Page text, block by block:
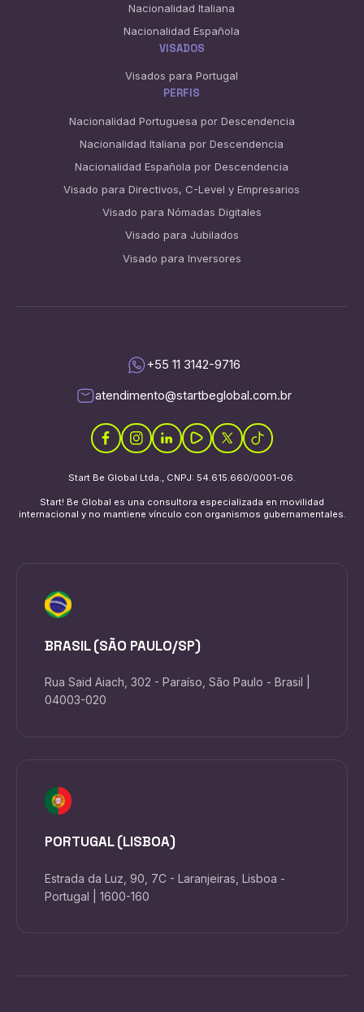
Nacionalidad Italiana
Nacionalidad Española
VISADOS
Visados para Portugal
PERFIS
Nacionalidad Portuguesa por Descendencia
Nacionalidad Italiana por Descendencia
Nacionalidad Española por Descendencia
Visado para Directivos, C-Level y Empresarios
Visado para Nómadas Digitales
Visado para Jubilados
Visado para Inversores
+55 11 3142-9716
atendimento@startbeglobal.com.br
Start Be Global Ltda., CNPJ: 54.615.660/0001-06.
Start! Be Global es una consultora especializada en movilidad
internacional y no mantiene vínculo con organismos gubernamentales.
BRASIL (SÃO PAULO/SP)
Rua Said Aiach, 302 - Paraíso, São Paulo - Brasil |
04003-020
PORTUGAL (LISBOA)
Estrada da Luz, 90, 7C - Laranjeiras, Lisboa -
Portugal | 1600-160